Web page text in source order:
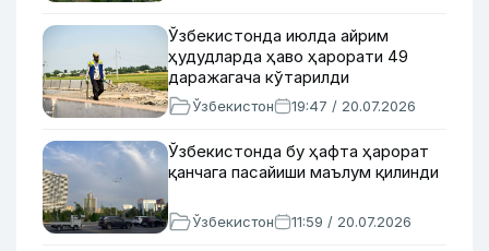
Ўзбекистонда июлда айрим
ҳудудларда ҳаво ҳарорати 49
даражагача кўтарилди
Ўзбекистон 19:47 / 20.07.2026
Ўзбекистонда бу ҳафта ҳарорат
қанчага пасайиши маълум қилинди
Ўзбекистон 11:59 / 20.07.2026